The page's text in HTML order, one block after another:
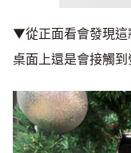
▼從正面看會發現這
桌面上還是會接觸